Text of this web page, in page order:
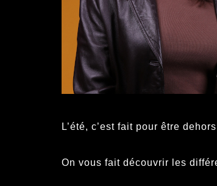
L’été, c’est fait pour être
On vous fait découvrir les